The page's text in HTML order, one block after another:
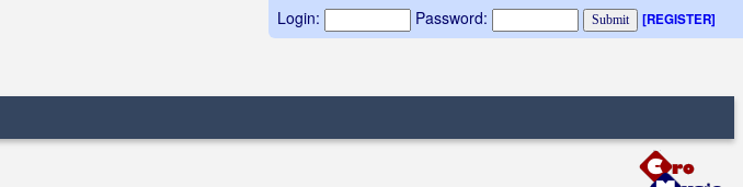
Login: Password: [REGISTER]